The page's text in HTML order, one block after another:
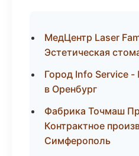
МедЦентр Laser
Эстетическая
Город Info Service -
в Оренбург
Фабрика Точмаш
Контрактное
Симферополь